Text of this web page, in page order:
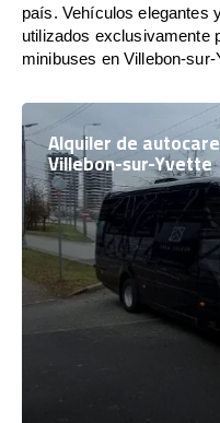
país. Vehículos elegantes
utilizados exclusivamente
minibuses en Villebon-sur-
Alquiler de
Villebon-sur-Yvette